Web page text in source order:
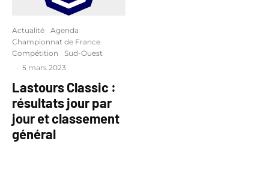
Actualité
Agenda
Championnat de France
Compétition
Sud-Ouest
· 5 mars 2023
Lastours Classic :
résultats jour par
jour et classement
général